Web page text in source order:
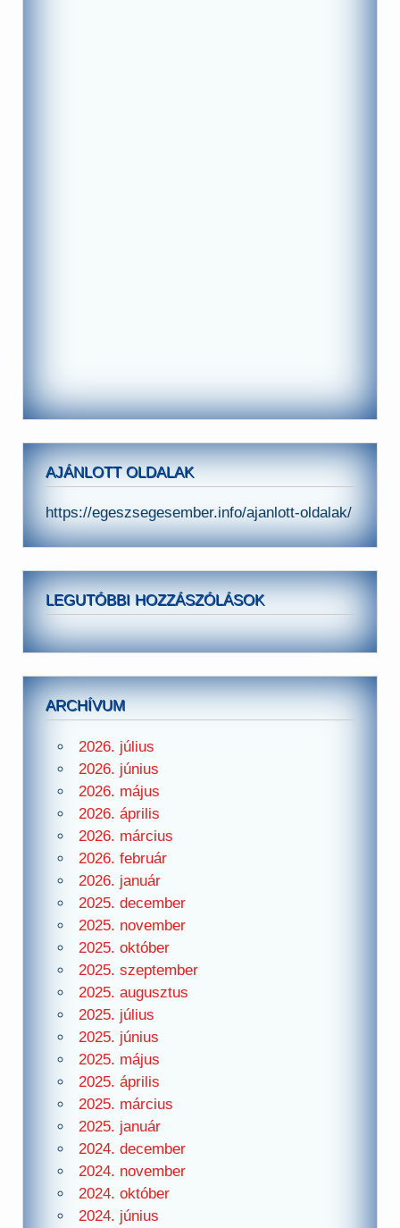
AJÁNLOTT OLDALAK
https://egeszsegesember.info/ajanlott-oldalak/
LEGUTÓBBI HOZZÁSZÓLÁSOK
ARCHÍVUM
2026. július
2026. június
2026. május
2026. április
2026. március
2026. február
2026. január
2025. december
2025. november
2025. október
2025. szeptember
2025. augusztus
2025. július
2025. június
2025. május
2025. április
2025. március
2025. január
2024. december
2024. november
2024. október
2024. június